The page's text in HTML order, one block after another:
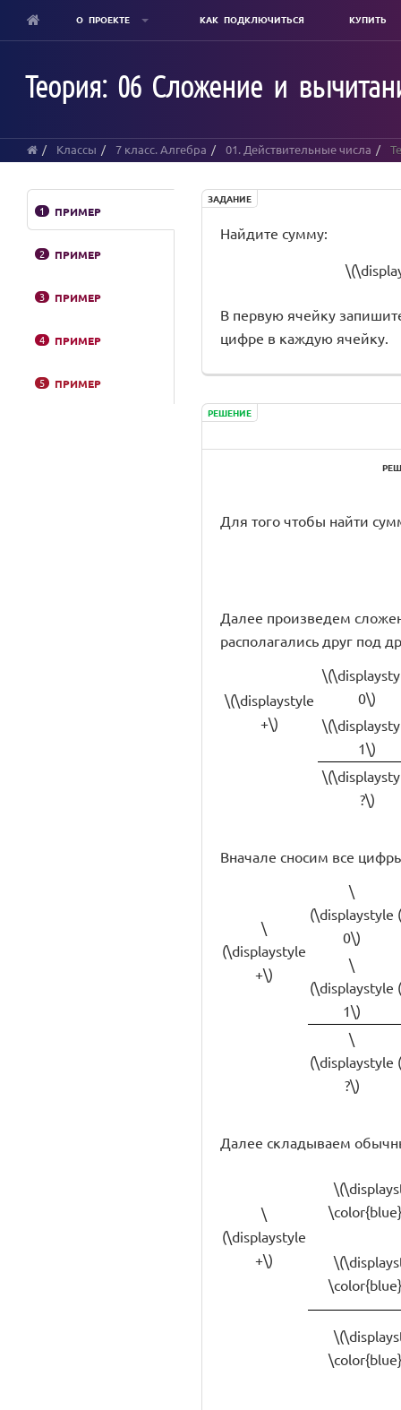
content
О ПРОЕКТЕ КАК ПОДКЛЮЧИТЬСЯ КУПИТЬ
Теория: 06 Сложение и
Классы 7 класс. Алгебра 01. Действительные числа
1 ПРИМЕР
2 ПРИМЕР
3 ПРИМЕР
4 ПРИМЕР
5 ПРИМЕР
ЗАДАНИЕ
Найдите сумму:
В первую ячейку
цифре в каждую ячейку.
РЕШЕНИЕ
Для того чтобы найти
Далее произведем
располагались друг под
\(\displaystyle
+\)
0\)
1\)
?\)
Вначале сносим все
\
(\displaystyle
+\)
\
(\displaystyle
0\)
\
(\displaystyle
1\)
\
(\displaystyle
?\)
Далее складываем
\
(\displaystyle
+\)